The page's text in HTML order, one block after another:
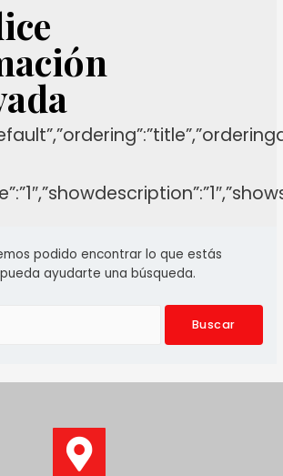
podido encontrar lo que estás
ayudarte una búsqueda.